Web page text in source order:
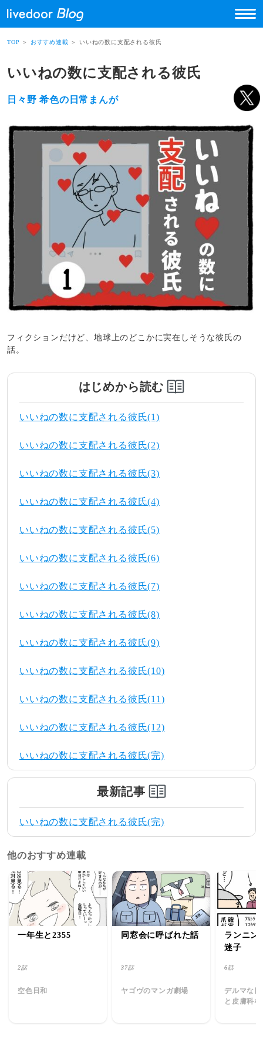
TOP ＞ おすすめ連載 ＞ いいねの数に支配される彼氏
いいねの数に支配される彼氏
日々野 希色の日常まんが
フィクションだけど、地球上のどこかに実在しそうな彼氏の
話。
はじめから読む
いいねの数に支配される彼氏(1)
いいねの数に支配される彼氏(2)
いいねの数に支配される彼氏(3)
いいねの数に支配される彼氏(4)
いいねの数に支配される彼氏(5)
いいねの数に支配される彼氏(6)
いいねの数に支配される彼氏(7)
いいねの数に支配される彼氏(8)
いいねの数に支配される彼氏(9)
いいねの数に支配される彼氏(10)
いいねの数に支配される彼氏(11)
いいねの数に支配される彼氏(12)
いいねの数に支配される彼氏(完)
最新記事
いいねの数に支配される彼氏(完)
他のおすすめ連載
一年生と2355
2話
空色日和
同窓会に呼ばれた話
37話
ヤゴヴのマンガ劇場
ランニン
迷子
6話
デルマな
と皮膚科